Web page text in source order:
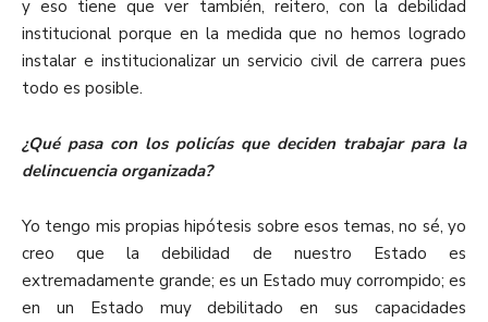
y eso tiene que ver también, reitero, con la debilidad
institucional porque en la medida que no hemos logrado
instalar e institucionalizar un servicio civil de carrera pues
todo es posible.
¿Qué pasa con los policías que deciden trabajar para la
delincuencia organizada?
Yo tengo mis propias hipótesis sobre esos temas, no sé, yo
creo que la debilidad de nuestro Estado es
extremadamente grande; es un Estado muy corrompido; es
en un Estado muy debilitado en sus capacidades